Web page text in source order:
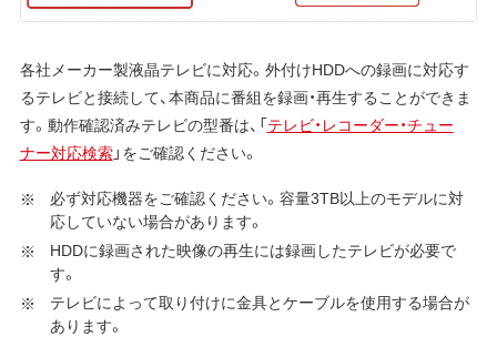
各社メーカー製液晶テレビに対応。外付けHDDへの録画に対応す
るテレビと接続して、本商品に番組を録画・再生することができま
す。動作確認済みテレビの型番は、「テレビ・レコーダー・チュー
ナー対応検索」をご確認ください。
必ず対応機器をご確認ください。容量3TB以上のモデルに対
応していない場合があります。
HDDに録画された映像の再生には録画したテレビが必要で
す。
テレビによって取り付けに金具とケーブルを使用する場合が
あります。